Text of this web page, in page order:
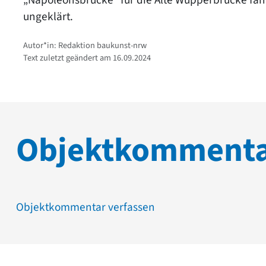
ungeklärt.
Autor*in: Redaktion baukunst-nrw
Text zuletzt geändert am 16.09.2024
Objektkommentar verfassen